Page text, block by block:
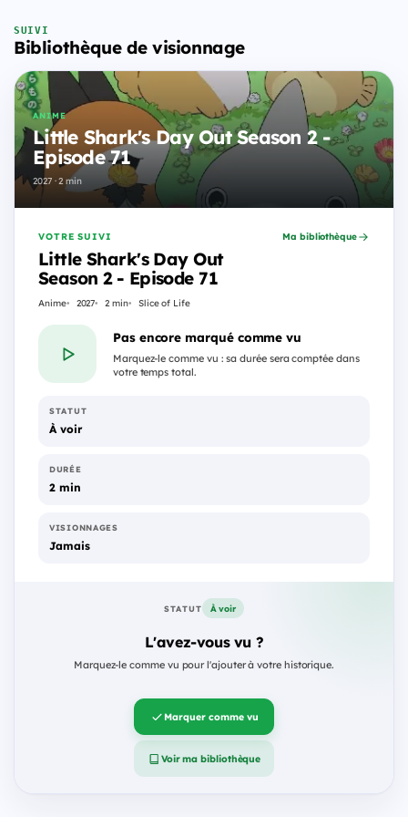
SUIVI
Bibliothèque de visionnage
ANIME
Little Shark's Day Out Season 2 -
Episode 71
2027 · 2 min
VOTRE SUIVI
Little Shark's Day Out
Season 2 - Episode 71
Anime 2027 2 min Slice of Life
Ma bibliothèque
Pas encore marqué comme vu
Marquez-le comme vu : sa durée sera comptée dans
votre temps total.
STATUT
À voir
DURÉE
2 min
VISIONNAGES
Jamais
STATUT À voir
L'avez-vous vu ?
Marquez-le comme vu pour l'ajouter à votre historique.
Marquer comme vu
Voir ma bibliothèque